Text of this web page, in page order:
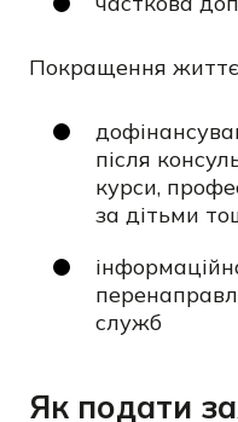
Покращення
після
курси,
за дітьми
служб
Як подати